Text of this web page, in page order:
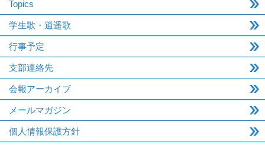
Topics
学生歌・逍遥歌
行事予定
支部連絡先
会報アーカイブ
メールマガジン
個人情報保護方針